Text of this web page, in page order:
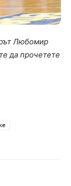
Любомир
да прочетете